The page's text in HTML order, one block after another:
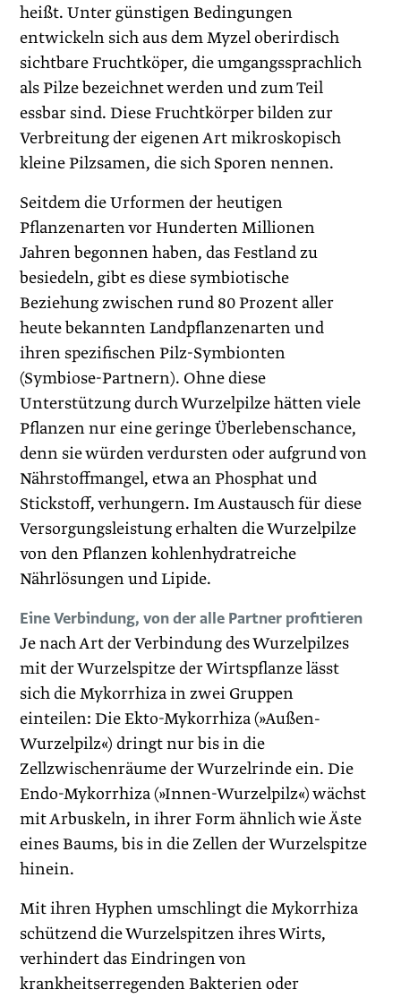
heißt. Unter günstigen Bedingungen
entwickeln sich aus dem Myzel oberirdisch
sichtbare Fruchtköper, die umgangssprachlich
als Pilze bezeichnet werden und zum Teil
essbar sind. Diese Fruchtkörper bilden zur
Verbreitung der eigenen Art mikroskopisch
kleine Pilzsamen, die sich Sporen nennen.
Seitdem die Urformen der heutigen
Pflanzenarten vor Hunderten Millionen
Jahren begonnen haben, das Festland zu
besiedeln, gibt es diese symbiotische
Beziehung zwischen rund 80 Prozent aller
heute bekannten Landpflanzenarten und
ihren spezifischen Pilz-Symbionten
(Symbiose-Partnern). Ohne diese
Unterstützung durch Wurzelpilze hätten viele
Pflanzen nur eine geringe Überlebenschance,
denn sie würden verdursten oder aufgrund von
Nährstoffmangel, etwa an Phosphat und
Stickstoff, verhungern. Im Austausch für diese
Versorgungsleistung erhalten die Wurzelpilze
von den Pflanzen kohlenhydratreiche
Nährlösungen und Lipide.
Eine Verbindung, von der alle Partner profitieren
Je nach Art der Verbindung des Wurzelpilzes
mit der Wurzelspitze der Wirtspflanze lässt
sich die Mykorrhiza in zwei Gruppen
einteilen: Die Ekto-Mykorrhiza (»Außen-
Wurzelpilz«) dringt nur bis in die
Zellzwischenräume der Wurzelrinde ein. Die
Endo-Mykorrhiza (»Innen-Wurzelpilz«) wächst
mit Arbuskeln, in ihrer Form ähnlich wie Äste
eines Baums, bis in die Zellen der Wurzelspitze
hinein.
Mit ihren Hyphen umschlingt die Mykorrhiza
schützend die Wurzelspitzen ihres Wirts,
verhindert das Eindringen von
krankheitserregenden Bakterien oder